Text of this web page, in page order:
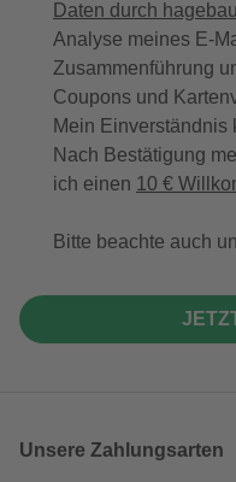
Daten durch hagebau
Analyse meines E-
Zusammenführung
Coupons und
Mein Einverständnis
Nach Bestätigung
ich einen 10 €
Bitte beachte auch
Unsere Zahlungsarten